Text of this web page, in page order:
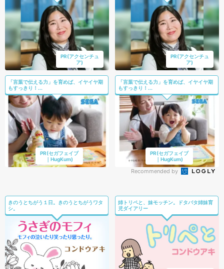
PR(アクセンチュ
ア)
PR(アクセンチュ
ア)
「言葉で伝える力」を育めば、イヤイヤ期
もすっきり！...
PR(セガフェイブ
｜HugKum)
「言葉で伝える力」を育めば、イヤイヤ期
もすっきり！...
PR(セガフェイブ
｜HugKum)
Recommended by
きのうとちがう１日。きのうとちがうワタ
シ。
姉トリペと、妹モッチン。ドタバタ姉妹育
児ダイアリー